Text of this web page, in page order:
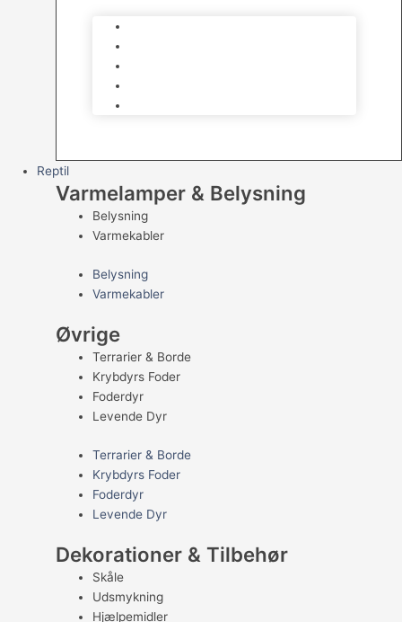
Reptil
Varmelamper & Belysning
Belysning
Varmekabler
Belysning
Varmekabler
Øvrige
Terrarier & Borde
Krybdyrs Foder
Foderdyr
Levende Dyr
Terrarier & Borde
Krybdyrs Foder
Foderdyr
Levende Dyr
Dekorationer & Tilbehør
Skåle
Udsmykning
Hjælpemidler